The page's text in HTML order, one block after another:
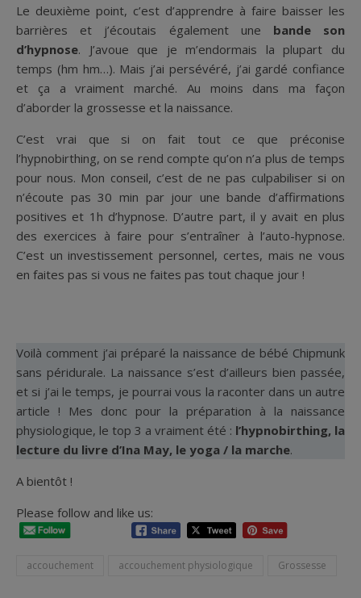
Le deuxième point, c’est d’apprendre à faire baisser les
barrières et j’écoutais également une bande son
d’hypnose. J’avoue que je m’endormais la plupart du
temps (hm hm…). Mais j’ai persévéré, j’ai gardé confiance
et ça a vraiment marché. Au moins dans ma façon
d’aborder la grossesse et la naissance.
C’est vrai que si on fait tout ce que préconise
l’hypnobirthing, on se rend compte qu’on n’a plus de temps
pour nous. Mon conseil, c’est de ne pas culpabiliser si on
n’écoute pas 30 min par jour une bande d’affirmations
positives et 1h d’hypnose. D’autre part, il y avait en plus
des exercices à faire pour s’entraîner à l’auto-hypnose.
C’est un investissement personnel, certes, mais ne vous
en faites pas si vous ne faites pas tout chaque jour !
Voilà comment j’ai préparé la naissance de bébé Chipmunk
sans péridurale. La naissance s’est d’ailleurs bien passée,
et si j’ai le temps, je pourrai vous la raconter dans un autre
article ! Mes donc pour la préparation à la naissance
physiologique, le top 3 a vraiment été : l’hypnobirthing, la
lecture du livre d’Ina May, le yoga / la marche.
A bientôt !
Please follow and like us:
accouchement accouchement physiologique Grossesse